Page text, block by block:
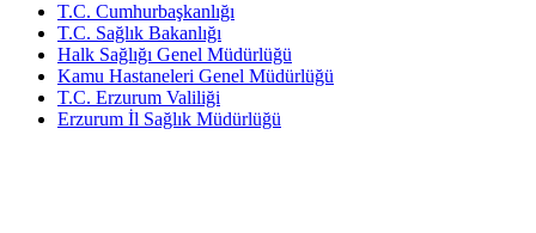
T.C. Cumhurbaşkanlığı
T.C. Sağlık Bakanlığı
Halk Sağlığı Genel Müdürlüğü
Kamu Hastaneleri Genel Müdürlüğü
T.C. Erzurum Valiliği
Erzurum İl Sağlık Müdürlüğü